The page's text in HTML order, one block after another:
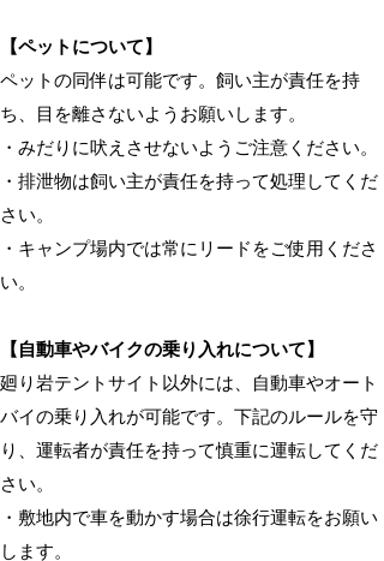
【ペットについて】
ペットの同伴は可能です。飼い主が責任を持
ち、目を離さないようお願いします。
・みだりに吠えさせないようご注意ください。
・排泄物は飼い主が責任を持って処理してくだ
さい。
・キャンプ場内では常にリードをご使用くださ
い。
【自動車やバイクの乗り入れについて】
廻り岩テントサイト以外には、自動車やオート
バイの乗り入れが可能です。下記のルールを守
り、運転者が責任を持って慎重に運転してくだ
さい。
・敷地内で車を動かす場合は徐行運転をお願い
します。